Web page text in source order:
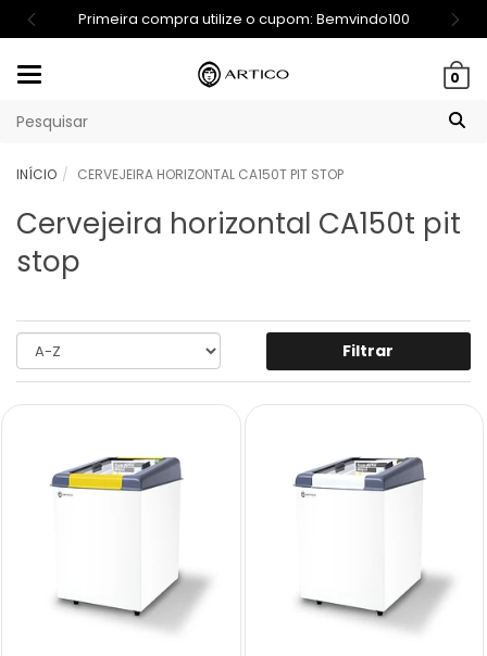
Primeira compra utilize o cupom: Bemvindo100
0
INÍCIO CERVEJEIRA HORIZONTAL CA150T PIT STOP
Cervejeira horizontal CA150t pit
stop
Filtrar